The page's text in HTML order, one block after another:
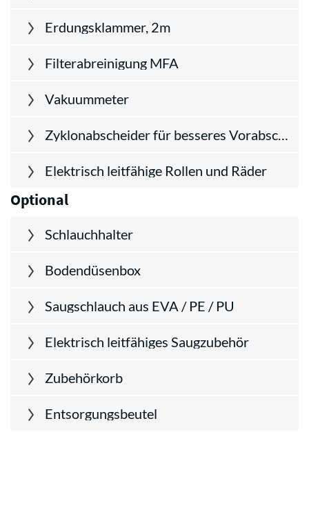
Erdungsklammer, 2m
Filterabreinigung MFA
Vakuummeter
Zyklonabscheider für besseres Vorabscheiden von Stäuben und Grobmaterial
Elektrisch leitfähige Rollen und Räder
Optional
Schlauchhalter
Bodendüsenbox
Saugschlauch aus EVA / PE / PU
Elektrisch leitfähiges Saugzubehör
Zubehörkorb
Entsorgungsbeutel